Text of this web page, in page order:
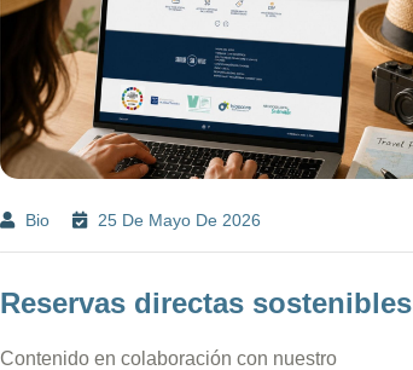
Bio 25 De Mayo De 2026
Reservas directas sostenibles
Contenido en colaboración con nuestro